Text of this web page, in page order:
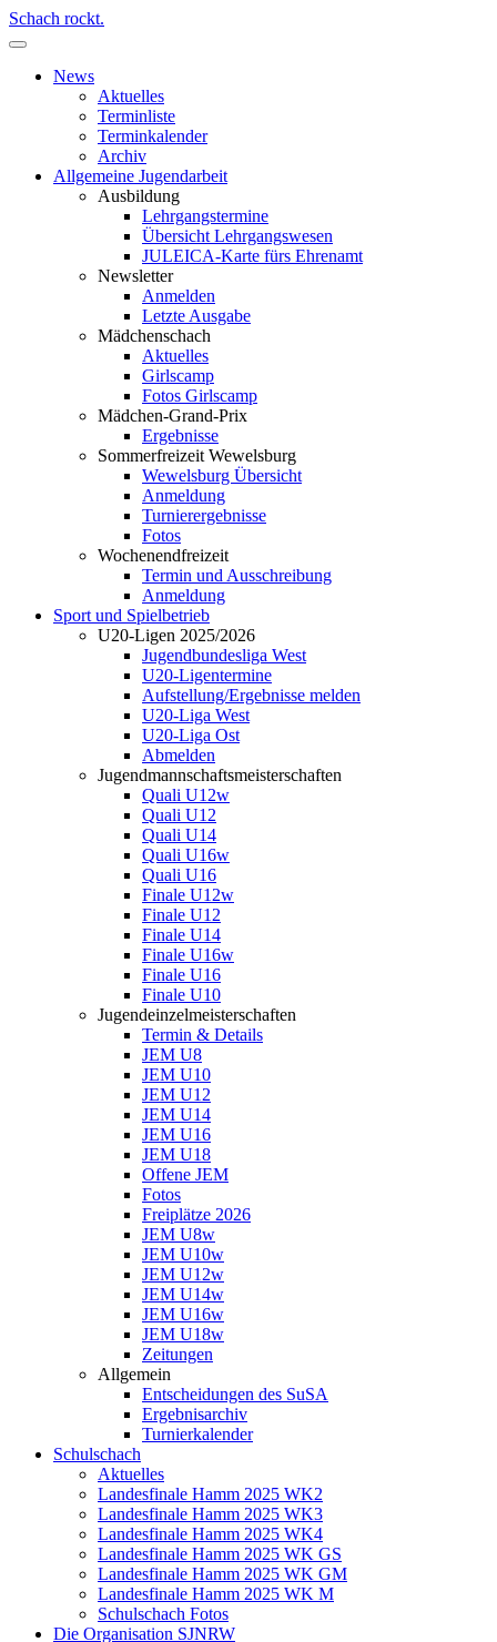
Schach rockt.
News
Aktuelles
Terminliste
Terminkalender
Archiv
Allgemeine Jugendarbeit
Ausbildung
Lehrgangstermine
Übersicht Lehrgangswesen
JULEICA-Karte fürs Ehrenamt
Newsletter
Anmelden
Letzte Ausgabe
Mädchenschach
Aktuelles
Girlscamp
Fotos Girlscamp
Mädchen-Grand-Prix
Ergebnisse
Sommerfreizeit Wewelsburg
Wewelsburg Übersicht
Anmeldung
Turnierergebnisse
Fotos
Wochenendfreizeit
Termin und Ausschreibung
Anmeldung
Sport und Spielbetrieb
U20-Ligen 2025/2026
Jugendbundesliga West
U20-Ligentermine
Aufstellung/Ergebnisse melden
U20-Liga West
U20-Liga Ost
Abmelden
Jugendmannschaftsmeisterschaften
Quali U12w
Quali U12
Quali U14
Quali U16w
Quali U16
Finale U12w
Finale U12
Finale U14
Finale U16w
Finale U16
Finale U10
Jugendeinzelmeisterschaften
Termin & Details
JEM U8
JEM U10
JEM U12
JEM U14
JEM U16
JEM U18
Offene JEM
Fotos
Freiplätze 2026
JEM U8w
JEM U10w
JEM U12w
JEM U14w
JEM U16w
JEM U18w
Zeitungen
Allgemein
Entscheidungen des SuSA
Ergebnisarchiv
Turnierkalender
Schulschach
Aktuelles
Landesfinale Hamm 2025 WK2
Landesfinale Hamm 2025 WK3
Landesfinale Hamm 2025 WK4
Landesfinale Hamm 2025 WK GS
Landesfinale Hamm 2025 WK GM
Landesfinale Hamm 2025 WK M
Schulschach Fotos
Die Organisation SJNRW